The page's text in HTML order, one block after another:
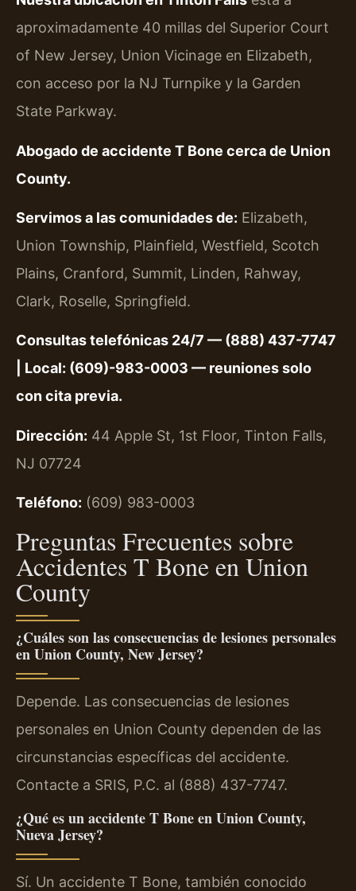
aproximadamente 40 millas del Superior Court
of New Jersey, Union Vicinage en Elizabeth,
con acceso por la NJ Turnpike y la Garden
State Parkway.
Abogado de accidente T Bone cerca de Union
County.
Servimos a las comunidades de: Elizabeth,
Union Township, Plainfield, Westfield, Scotch
Plains, Cranford, Summit, Linden, Rahway,
Clark, Roselle, Springfield.
Consultas telefónicas 24/7 — (888) 437-7747
| Local: (609)-983-0003 — reuniones solo
con cita previa.
Dirección: 44 Apple St, 1st Floor, Tinton Falls,
NJ 07724
Teléfono: (609) 983-0003
Preguntas Frecuentes sobre
Accidentes T Bone en Union
County
¿Cuáles son las consecuencias de lesiones personales
en Union County, New Jersey?
Depende. Las consecuencias de lesiones
personales en Union County dependen de las
circunstancias específicas del accidente.
Contacte a SRIS, P.C. al (888) 437-7747.
¿Qué es un accidente T Bone en Union County,
Nueva Jersey?
Sí. Un accidente T Bone, también conocido